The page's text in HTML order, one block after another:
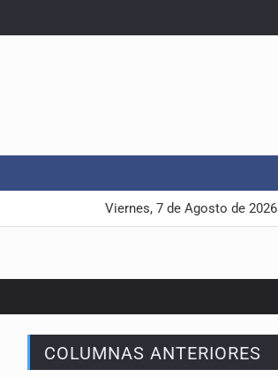
Viernes, 7 de Agosto de 2026
COLUMNAS ANTERIORES